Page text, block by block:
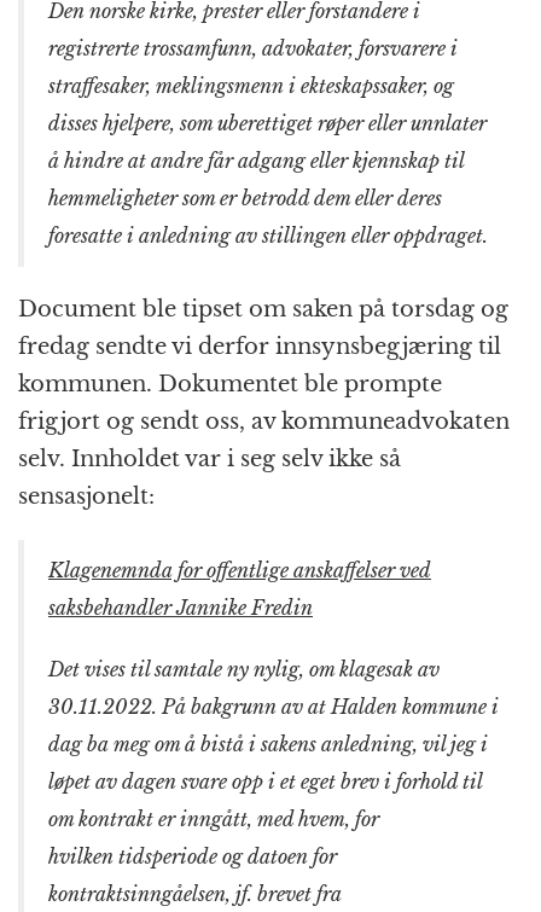
Den norske kirke, prester eller forstandere i
registrerte trossamfunn, advokater, forsvarere i
straffesaker, meklingsmenn i ekteskapssaker, og
disses hjelpere, som uberettiget røper eller unnlater
å hindre at andre får adgang eller kjennskap til
hemmeligheter som er betrodd dem eller deres
foresatte i anledning av stillingen eller oppdraget.
Document ble tipset om saken på torsdag og
fredag sendte vi derfor innsynsbegjæring til
kommunen. Dokumentet ble prompte
frigjort og sendt oss, av kommuneadvokaten
selv. Innholdet var i seg selv ikke så
sensasjonelt:
Klagenemnda for offentlige anskaffelser ved
saksbehandler Jannike Fredin
Det vises til samtale ny nylig, om klagesak av
30.11.2022. På bakgrunn av at Halden kommune i
dag ba meg om å bistå i sakens anledning, vil jeg i
løpet av dagen svare opp i et eget brev i forhold til
om kontrakt er inngått, med hvem, for
hvilken tidsperiode og datoen for
kontraktsinngåelsen, jf. brevet fra